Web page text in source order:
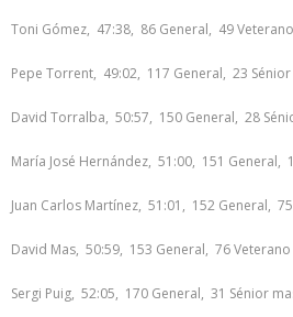
Toni Gómez, 47:38, 86 General, 49
Pepe Torrent, 49:02, 117 General, 23
David Torralba, 50:57, 150 General, 28
María José Hernández, 51:00, 151 General,
Juan Carlos Martínez, 51:01, 152 General,
David Mas, 50:59, 153 General, 76 Veterano
Sergi Puig, 52:05, 170 General, 31 Sénior